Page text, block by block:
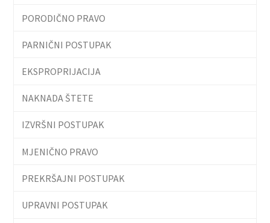
PORODIČNO PRAVO
PARNIČNI POSTUPAK
EKSPROPRIJACIJA
NAKNADA ŠTETE
IZVRŠNI POSTUPAK
MJENIČNO PRAVO
PREKRŠAJNI POSTUPAK
UPRAVNI POSTUPAK